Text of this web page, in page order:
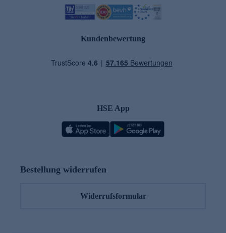
Kundenbewertung
HSE App
Bestellung widerrufen
Widerrufsformular